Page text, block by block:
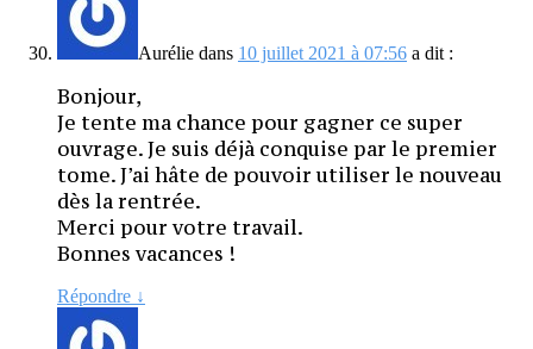
Aurélie dans 10 juillet 2021 à 07:56 a dit :
Bonjour,
Je tente ma chance pour gagner ce super
ouvrage. Je suis déjà conquise par le premier
tome. J’ai hâte de pouvoir utiliser le nouveau
dès la rentrée.
Merci pour votre travail.
Bonnes vacances !
Répondre ↓